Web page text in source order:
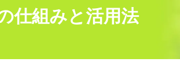
仕組みと活用法